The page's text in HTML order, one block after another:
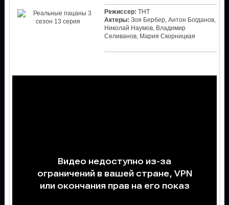
Режиссер: ТНТ
Актеры: Зоя Бербер, Антон Богданов,
Николай Наумов, Владимир
Селиванов, Мария Скорницкая